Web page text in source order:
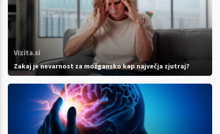
Vizita.si
Zakaj je nevarnost za možgansko kap največja zjutraj?